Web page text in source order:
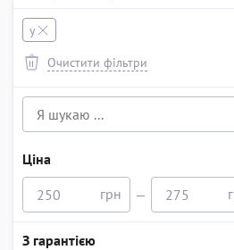
y
Очистити фільтри
Ціна
—
З гарантією